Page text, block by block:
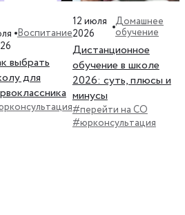
Воспитание
выбрать
для
12 июля
2026
Домашнее
обучение
Дистанционное
обучение в школе
2026: суть, плюсы и
минусы
#перейти на СО
#юрконсультация